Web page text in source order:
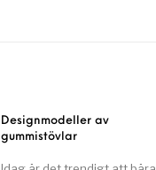
Designmodeller av
gummistövlar